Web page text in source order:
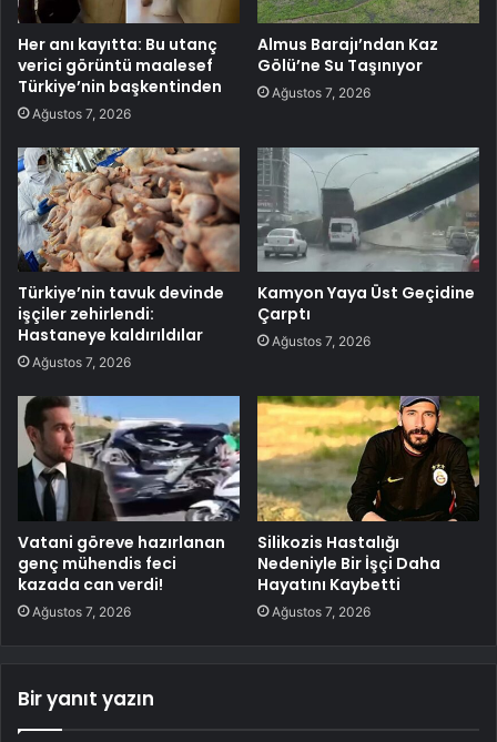
Her anı kayıtta: Bu utanç
verici görüntü maalesef
Türkiye’nin başkentinden
Ağustos 7, 2026
Almus Barajı’ndan Kaz
Gölü’ne Su Taşınıyor
Ağustos 7, 2026
Türkiye’nin tavuk devinde
işçiler zehirlendi:
Hastaneye kaldırıldılar
Ağustos 7, 2026
Kamyon Yaya Üst Geçidine
Çarptı
Ağustos 7, 2026
Vatani göreve hazırlanan
genç mühendis feci
kazada can verdi!
Ağustos 7, 2026
Silikozis Hastalığı
Nedeniyle Bir İşçi Daha
Hayatını Kaybetti
Ağustos 7, 2026
Bir yanıt yazın